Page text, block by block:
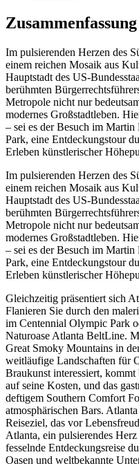
Zusammenfassung
Im pulsierenden Herzen des
einem reichen Mosaik aus
Hauptstadt des US-
berühmten
Metropole nicht nur
modernes Großstadtleben.
– sei es der Besuch im
Park, eine Entdeckungstour
Erleben künstlerischer
Im pulsierenden Herzen des
einem reichen Mosaik aus
Hauptstadt des US-
berühmten
Metropole nicht nur
modernes Großstadtleben.
– sei es der Besuch im
Park, eine Entdeckungstour
Erleben künstlerischer
Gleichzeitig präsentiert sich
Flanieren Sie durch den
im Centennial Olympic Park
Naturoase Atlanta BeltLine.
Great Smoky Mountains in
weitläufige Landschaften für
Braukunst interessiert,
auf seine Kosten, und das
deftigem Southern Comfort
atmosphärischen Bars.
Reiseziel, das vor
Atlanta, ein pulsierendes
fesselnde Entdeckungsreise
Oasen und weltbekannte